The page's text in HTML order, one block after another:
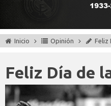
Inicio Opinión Feliz
Feliz Día de